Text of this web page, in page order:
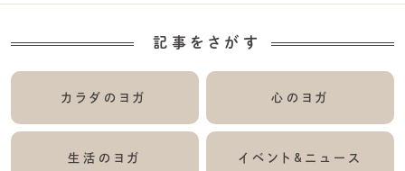
記事をさがす
カラダのヨガ 心のヨガ
生活のヨガ イベント&ニュース